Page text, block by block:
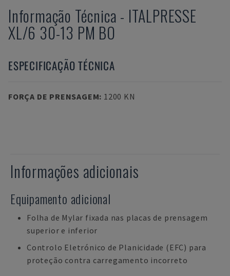
Informação Técnica - ITALPRESSE
XL/6 30-13 PM BO
ESPECIFICAÇÃO TÉCNICA
FORÇA DE PRENSAGEM: 1200 KN
Informações adicionais
Equipamento adicional
Folha de Mylar fixada nas placas de prensagem
superior e inferior
Controlo Eletrónico de Planicidade (EFC) para
proteção contra carregamento incorreto